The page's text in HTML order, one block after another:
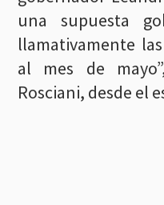
una supuesta
llamativamente
al mes de
Rosciani, desde el